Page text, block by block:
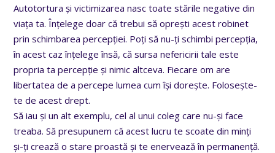
Autotortura și victimizarea nasc toate stările negative din
viața ta. Înțelege doar că trebui să oprești acest robinet
prin schimbarea percepției. Poți să nu-ți schimbi percepția,
în acest caz înțelege însă, că sursa nefericirii tale este
propria ta percepție și nimic altceva. Fiecare om are
libertatea de a percepe lumea cum își dorește. Folosește-
te de acest drept.
Să iau și un alt exemplu, cel al unui coleg care nu-și face
treaba. Să presupunem că acest lucru te scoate din minți
și-ți crează o stare proastă și te enervează în permanență.